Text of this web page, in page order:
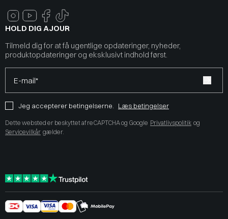
HOLD DIG AJOUR
Tilmeld dig for at få ugentlige opdateringer, nyheder,
produktopdateringer og eksklusivt indhold først.
E-mail*
Jeg accepterer betingelserne. Læs betingelser
Dette websted er beskyttet af reCAPTCHA og Google Privatlivspolitik og
Servicevilkår gælder.